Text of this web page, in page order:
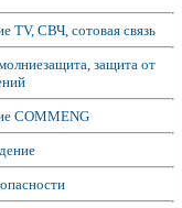
TV, СВЧ, сотовая связь
защита от
COMMENG